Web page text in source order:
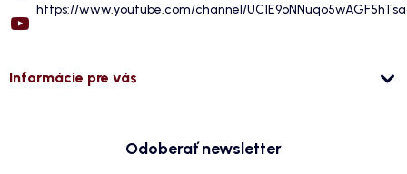
https://www.youtube.com/channel/
Informácie pre vás
Odoberať newsletter